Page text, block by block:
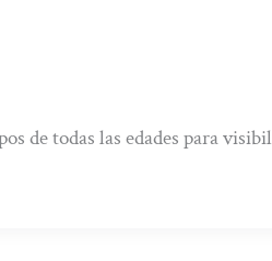
de todas las edades para